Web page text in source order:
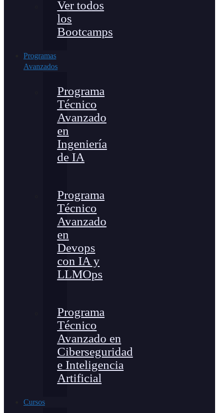
Ver todos
los
Bootcamps
Programas
Avanzados
Programa
Técnico
Avanzado
en
Ingeniería
de IA
Programa
Técnico
Avanzado
en
Devops
con IA y
LLMOps
Programa
Técnico
Avanzado en
Ciberseguridad
e Inteligencia
Artificial
Cursos